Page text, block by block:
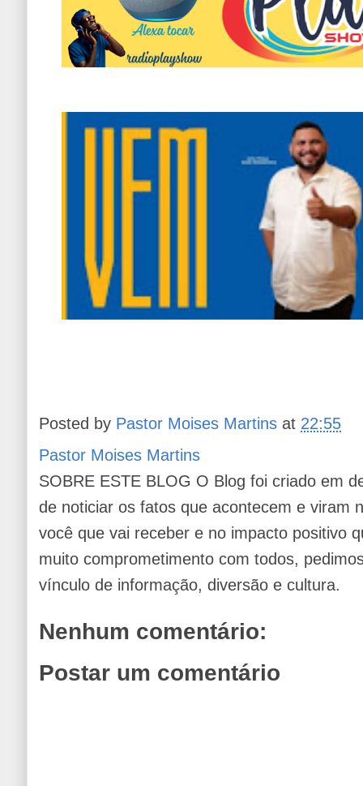
Posted by Pastor Moises Martins at 22:55
Pastor Moises Martins
SOBRE ESTE BLOG O Blog foi criado em
de noticiar os fatos que acontecem e viram
você que vai receber e no impacto positivo
muito comprometimento com todos,
vínculo de informação, diversão e cultura.
Nenhum comentário:
Postar um comentário